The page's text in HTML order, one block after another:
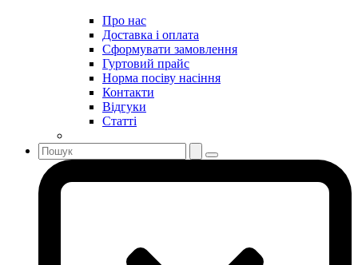
Про нас
Доставка і оплата
Сформувати замовлення
Гуртовий прайс
Норма посіву насіння
Контакти
Відгуки
Статті